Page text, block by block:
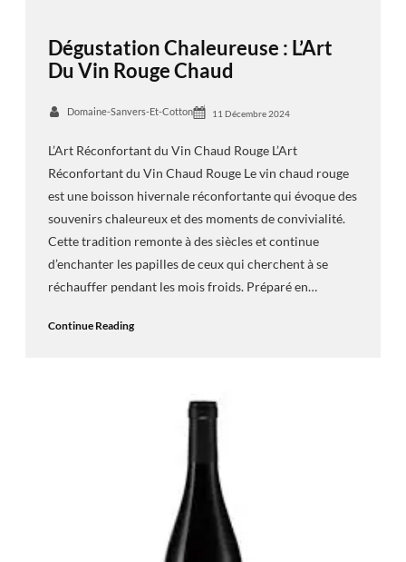
Dégustation Chaleureuse : L’Art
Du Vin Rouge Chaud
Domaine-Sanvers-Et-Cotton 11 Décembre 2024
L’Art Réconfortant du Vin Chaud Rouge L’Art
Réconfortant du Vin Chaud Rouge Le vin chaud rouge
est une boisson hivernale réconfortante qui évoque des
souvenirs chaleureux et des moments de convivialité.
Cette tradition remonte à des siècles et continue
d’enchanter les papilles de ceux qui cherchent à se
réchauffer pendant les mois froids. Préparé en…
Continue Reading